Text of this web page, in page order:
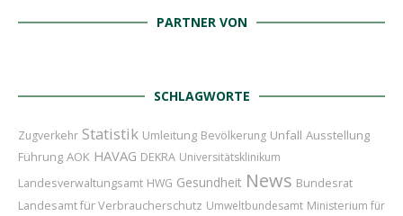
PARTNER VON
SCHLAGWORTE
Zugverkehr Statistik Umleitung Bevölkerung Unfall Ausstellung
Führung AOK HAVAG DEKRA Universitätsklinikum
Landesverwaltungsamt HWG Gesundheit News Bundesrat
Landesamt für Verbraucherschutz Umweltbundesamt Ministerium für